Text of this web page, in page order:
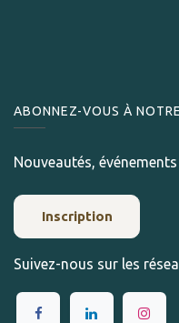
ABONNEZ-VOUS À
Nouveautés,
Inscription
Suivez-nous sur les